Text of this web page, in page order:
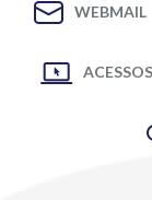
WEBMAIL